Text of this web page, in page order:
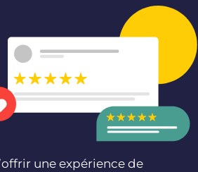
une expérience de